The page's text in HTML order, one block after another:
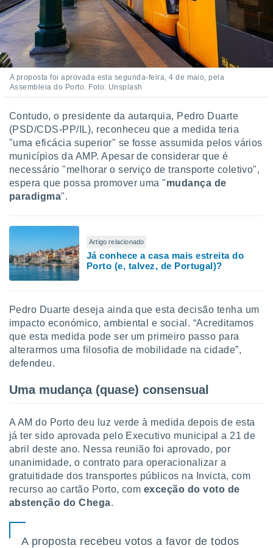
dos
os
de
de dados
fontes,
e melhorar
dados
através
estudos
e
de
1199
A proposta foi aprovada esta segunda-feira, 4 de maio, pela
Assembleia do Porto. Foto: Unsplash
Contudo, o presidente da autarquia, Pedro Duarte
(PSD/CDS-PP/IL), reconheceu que a medida teria
"uma eficácia superior" se fosse assumida pelos vários
municípios da AMP. Apesar de considerar que é
necessário "melhorar o serviço de transporte coletivo",
espera que possa promover uma "mudança de
paradigma".
Artigo relacionado
Já conhece a casa mais estreita do
Porto (e, talvez, de Portugal)?
Pedro Duarte deseja ainda que esta decisão tenha um
impacto económico, ambiental e social. “Acreditamos
que esta medida pode ser um primeiro passo para
alterarmos uma filosofia de mobilidade na cidade”,
defendeu.
Uma mudança (quase) consensual
A AM do Porto deu luz verde à medida depois de esta
já ter sido aprovada pelo Executivo municipal a 21 de
abril deste ano. Nessa reunião foi aprovado, por
unanimidade, o contrato para operacionalizar a
gratuitidade dos transportes públicos na Invicta, com
recurso ao cartão Porto, com exceção do voto de
abstenção do Chega.
A proposta recebeu votos a favor de todos